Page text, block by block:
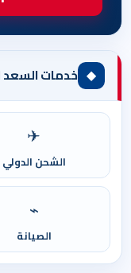
◆ خدمات السعد
✈
الشحن الدولي
⌁
الصيانة